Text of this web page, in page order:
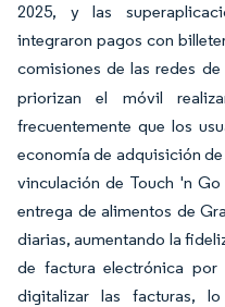
2025, y las
integraron pagos con
comisiones de las redes de
priorizan el móvil
frecuentemente que los
economía de adquisición
vinculación de Touch 'n
entrega de alimentos de
diarias, aumentando la
de factura electrónica por
digitalizar las facturas,